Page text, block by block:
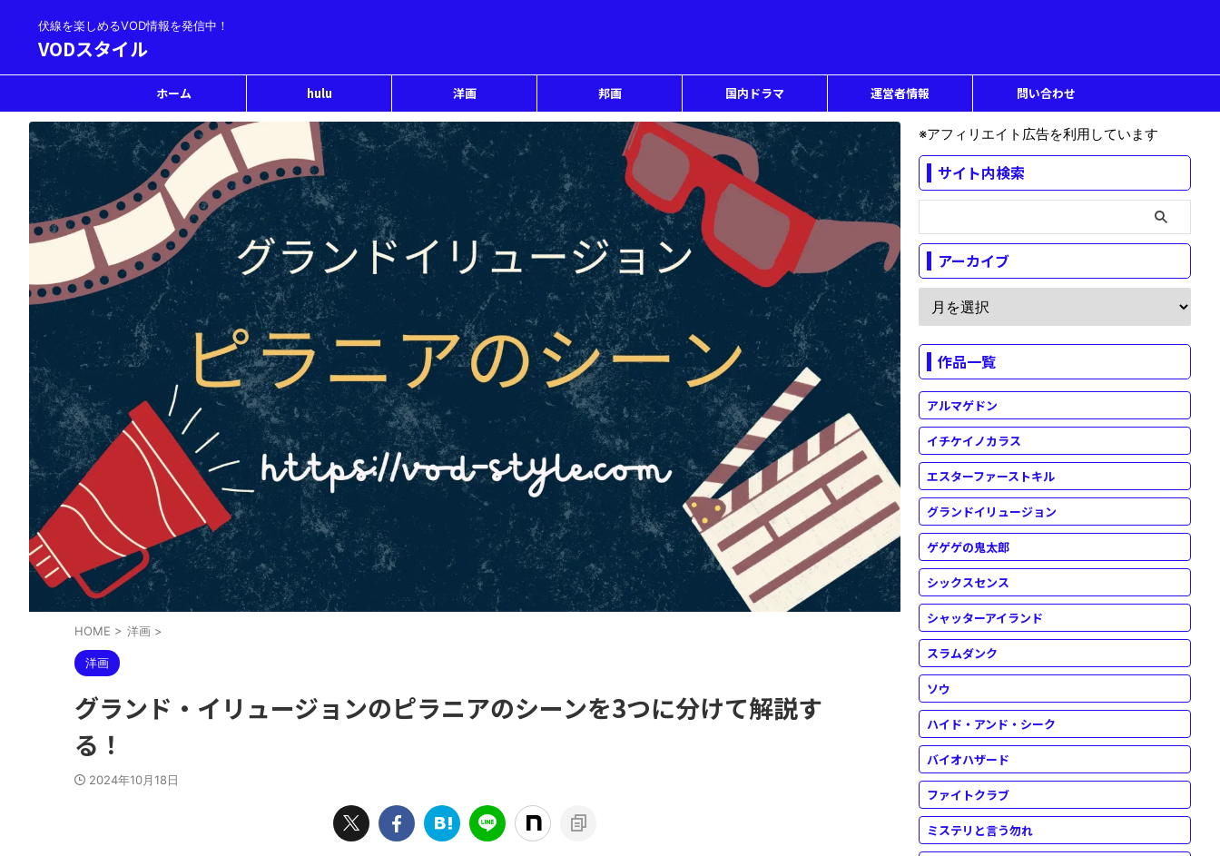
伏線を楽しめるVOD情報を発信中！
VODスタイル
ホーム hulu 洋画 邦画 国内ドラマ 運営者情報 問い合わせ
HOME > 洋画 >
洋画
グランド・イリュージョンのピラニアのシーンを3つに分けて解説す
る！
2024年10月18日
※アフィリエイト広告を利用しています
サイト内検索
アーカイブ
作品一覧
アルマゲドン
イチケイノカラス
エスターファーストキル
グランドイリュージョン
ゲゲゲの鬼太郎
シックスセンス
シャッターアイランド
スラムダンク
ソウ
ハイド・アンド・シーク
バイオハザード
ファイトクラブ
ミステリと言う勿れ